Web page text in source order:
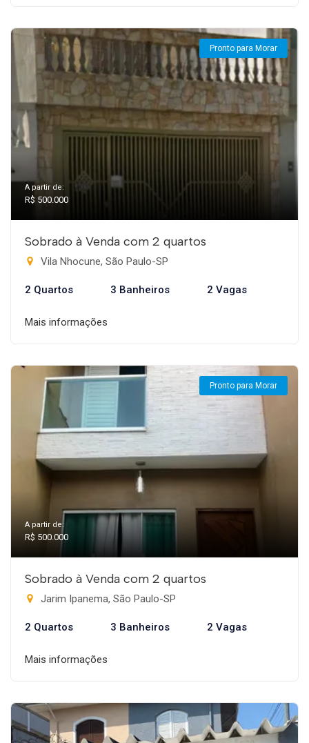
Pronto para Morar
A partir de:
R$ 500.000
Sobrado à Venda com 2 quartos
Vila Nhocune, São Paulo-SP
2 Quartos 3 Banheiros 2 Vagas
Mais informações
Pronto para Morar
A partir de:
R$ 500.000
Sobrado à Venda com 2 quartos
Jarim Ipanema, São Paulo-SP
2 Quartos 3 Banheiros 2 Vagas
Mais informações